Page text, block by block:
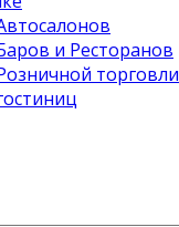
и Ресторанов
торговли